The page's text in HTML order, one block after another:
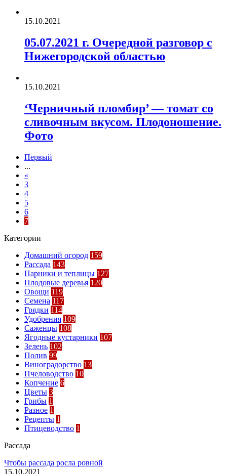
15.10.2021
05.07.2021 г. Очередной разговор с
Нижегородской областью
15.10.2021
‘Черничный пломбир’ — томат со
сливочным вкусом. Плодоношение.
Фото
Первый
...
«
3
4
5
6
7
Категории
Домашний огород 159
Рассада 143
Парники и теплицы 127
Плодовые деревья 120
Овощи 119
Семена 117
Грядки 114
Удобрения 109
Саженцы 108
Ягодные кустарники 107
Зелень 102
Полив 99
Виноградорство 13
Пчеловодство 10
Копчение 6
Цветы 3
Грибы 1
Разное 1
Рецепты 1
Птицеводство 1
Рассада
Чтобы рассада росла ровной
15.10.2021